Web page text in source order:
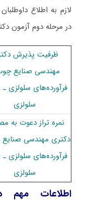
لازم به اطلاع
در مرحله دوم آزمون
ظرفیت پذیرش
ﻣﻬﻨﺪسی صنایع
فرآورده‌های سلولزی
سلولزی
نمره تراز دعوت به
دکتری ﻣﻬﻨﺪسی
فرآورده‌های سلولزی
سلولزی
اطلاعات مهم